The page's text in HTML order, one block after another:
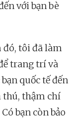
với bạn bè
tôi đã làm
trang trí và
quốc tế đến
thú, thậm chí
bạn còn bảo